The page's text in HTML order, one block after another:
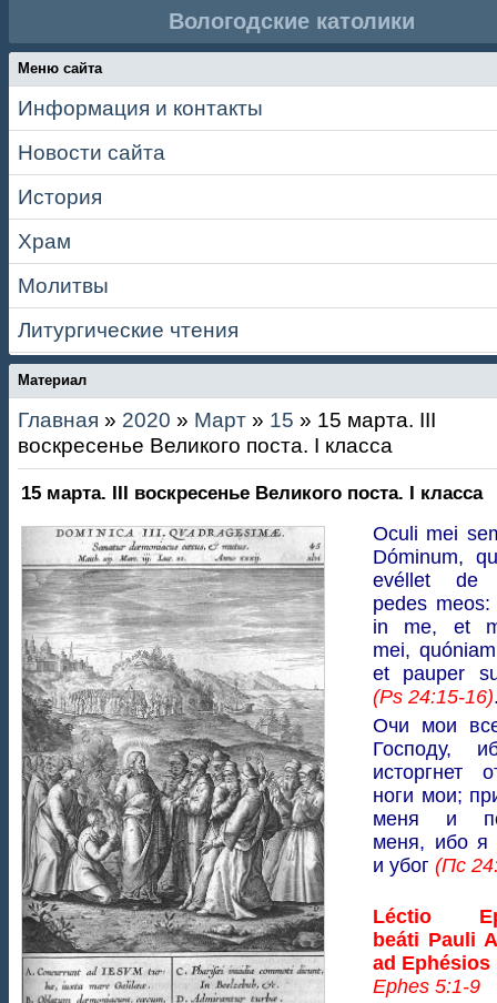
Вологодские католики
Меню сайта
Информация и контакты
Новости сайта
История
Храм
Молитвы
Литургические чтения
Материал
Главная » 2020 » Март » 15 » 15 марта. III
воскресенье Великого поста. I класса
15 марта. III воскресенье Великого поста. I класса
Oculi mei
Dóminum,
evéllet de
pedes meos:
in me, et
mei,
et pauper
(Ps 24:15-16)
Очи мои
Господу,
исторгнет
ноги мои;
меня и
меня, ибо я
и убог (Пс
Léctio
beáti Pauli
ad Ephésios
Ephes 5:1-9